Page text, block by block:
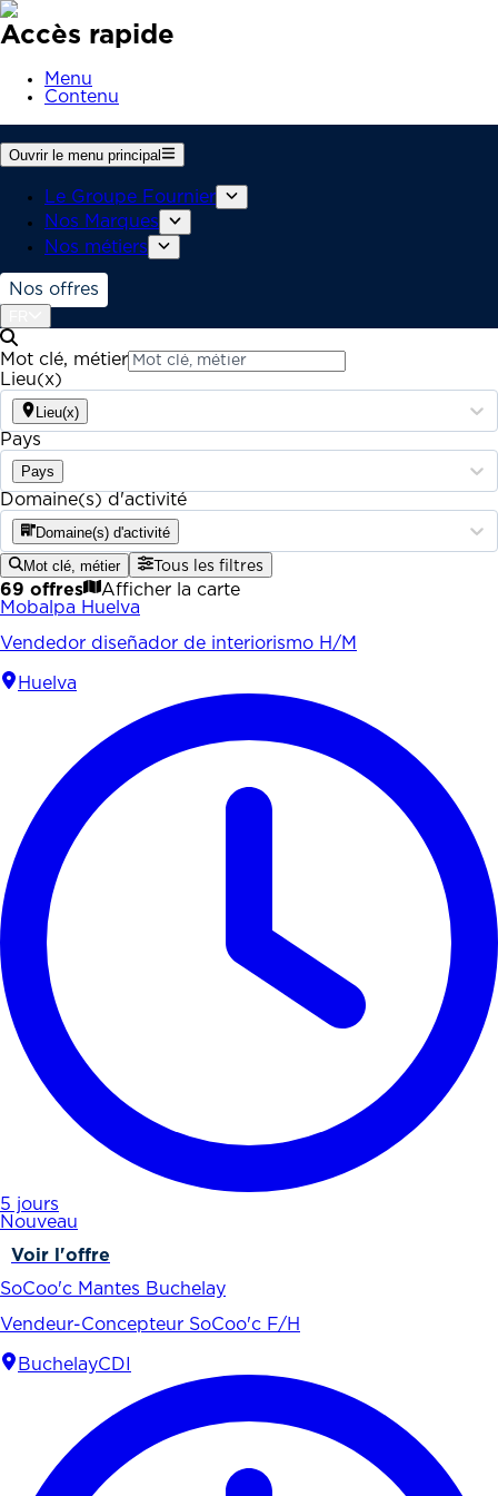
Accès rapide
Menu
Contenu
Ouvrir le menu principal
Le Groupe Fournier
Nos Marques
Nos métiers
Nos offres
Mot clé, métier
Lieu(x)
Lieu(x)
Pays
Pays
Domaine(s) d'activité
Domaine(s) d'activité
Mot clé, métier Tous les filtres
69 offres
Afficher la carte
Mobalpa Huelva
Vendedor diseñador de interiorismo H/M
Huelva
5 jours
Nouveau
Voir l'offre
SoCoo'c Mantes Buchelay
Vendeur-Concepteur SoCoo'c F/H
BuchelayCDI